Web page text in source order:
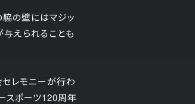
の壁にはマジッ
与えられることも
セレモニーが行わ
スポーツ120周年